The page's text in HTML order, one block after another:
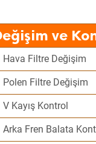
ve
Hava Filtre Değişim
Polen Filtre Değişim
V Kayış Kontrol
Arka Fren Balata